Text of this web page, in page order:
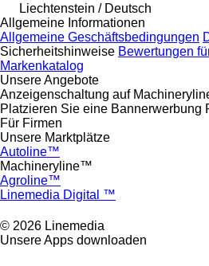
Liechtenstein / Deutsch
Allgemeine Informationen
Allgemeine Geschäftsbedingungen
Sicherheitshinweise Bewertungen
Markenkatalog
Unsere Angebote
Anzeigenschaltung auf
Platzieren Sie eine Bannerwerbung
Für Firmen
Unsere Marktplätze
Autoline™
Machineryline™
Agroline™
Linemedia Digital ™
© 2026 Linemedia
Unsere Apps downloaden